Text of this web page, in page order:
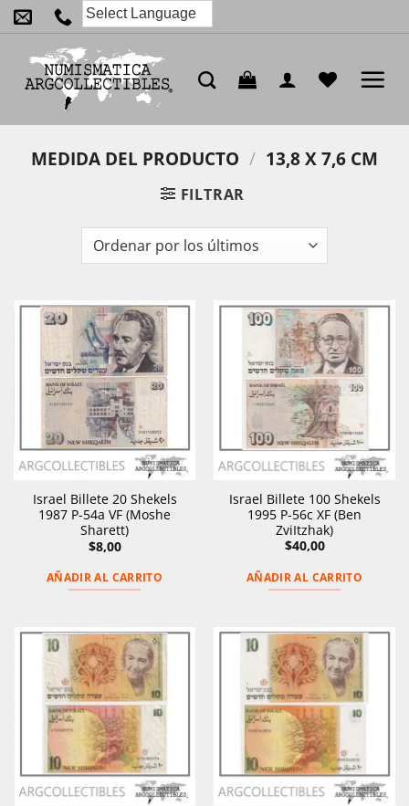
Saltar
al
contenido
MEDIDA DEL PRODUCTO / 13,8 X 7,6 CM
FILTRAR
Israel Billete 20 Shekels
1987 P-54a VF (Moshe
Sharett)
$8,00
AÑADIR AL CARRITO
Israel Billete 100 Shekels
1995 P-56c XF (Ben
ZviItzhak)
$40,00
AÑADIR AL CARRITO